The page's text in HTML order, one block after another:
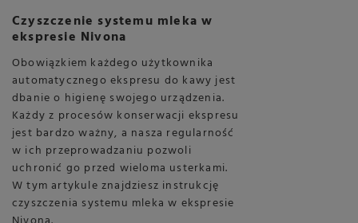
Czyszczenie systemu mleka w
ekspresie Nivona
Obowiązkiem każdego użytkownika
automatycznego ekspresu do kawy jest
dbanie o higienę swojego urządzenia.
Każdy z procesów konserwacji ekspresu
jest bardzo ważny, a nasza regularność
w ich przeprowadzaniu pozwoli
uchronić go przed wieloma usterkami.
W tym artykule znajdziesz instrukcję
czyszczenia systemu mleka w ekspresie